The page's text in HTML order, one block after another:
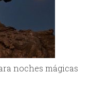
noches mágicas